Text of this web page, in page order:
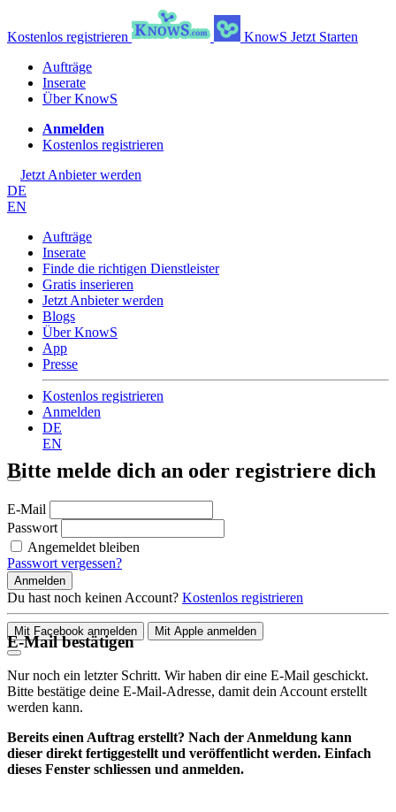
Kostenlos registrieren KnowS Jetzt Starten
Aufträge
Inserate
Über KnowS
Anmelden
Kostenlos registrieren
Jetzt Anbieter werden
DE
EN
Aufträge
Inserate
Finde die richtigen Dienstleister
Gratis inserieren
Jetzt Anbieter werden
Blogs
Über KnowS
App
Presse
Kostenlos registrieren
Anmelden
DE
EN
Bitte melde dich an oder registriere dich
E-Mail
Passwort
Angemeldet bleiben
Passwort vergessen?
Anmelden
Du hast noch keinen Account? Kostenlos registrieren
Mit Facebook anmelden Mit Apple anmelden
E-Mail bestätigen
Nur noch ein letzter Schritt. Wir haben dir eine E-Mail geschickt.
Bitte bestätige deine E-Mail-Adresse, damit dein Account erstellt
werden kann.
Bereits einen Auftrag erstellt? Nach der Anmeldung kann
dieser direkt fertiggestellt und veröffentlicht werden. Einfach
dieses Fenster schliessen und anmelden.